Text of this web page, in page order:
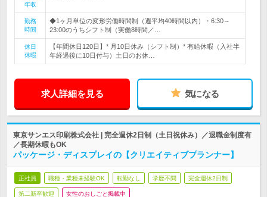
年収
勤務
時間
◆1ヶ月単位の変形労働時間制（週平均40時間以内）・6:30～
23:00のうちシフト制（実働8時間／…
休日
休暇
【年間休日120日】* 月10日休み（シフト制）* 有給休暇（入社半
年経過後に10日付与）土日のお休…
求人詳細を見る 気になる
東京サンエス印刷株式会社 | 完全週休2日制（土日祝休み）／退職金制度有
／長期休暇もOK
パッケージ・ディスプレイの【クリエイティブプランナー】
正社員 職種・業種未経験OK 転勤なし 学歴不問 完全週休2日制
第二新卒歓迎 女性のおしごと掲載中